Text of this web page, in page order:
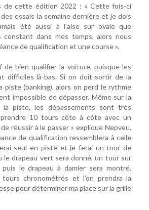
de cette édition 2022 : « Cette fois-ci
essais la semaine dernière et je dois
été aussi à l’aise sur ovale que
constant dans mes temps, alors nous
de qualification et une course ».
de bien qualifier la voiture, puisque les
difficiles là-bas. Si on doit sortir de la
piste (banking), alors on perd le rythme
impossible de dépasser. Même sur la
piste, les dépassements sont très
10 tours côte à côte avec un
réussir à le passer » explique Nepveu,
de qualification ressemblera à celle
seul en piste et je ferai un tour de
le drapeau vert sera donné, un tour sur
le drapeau à damier sera montré.
tours chronométrés et l’on prendra la
pour déterminer ma place sur la grille